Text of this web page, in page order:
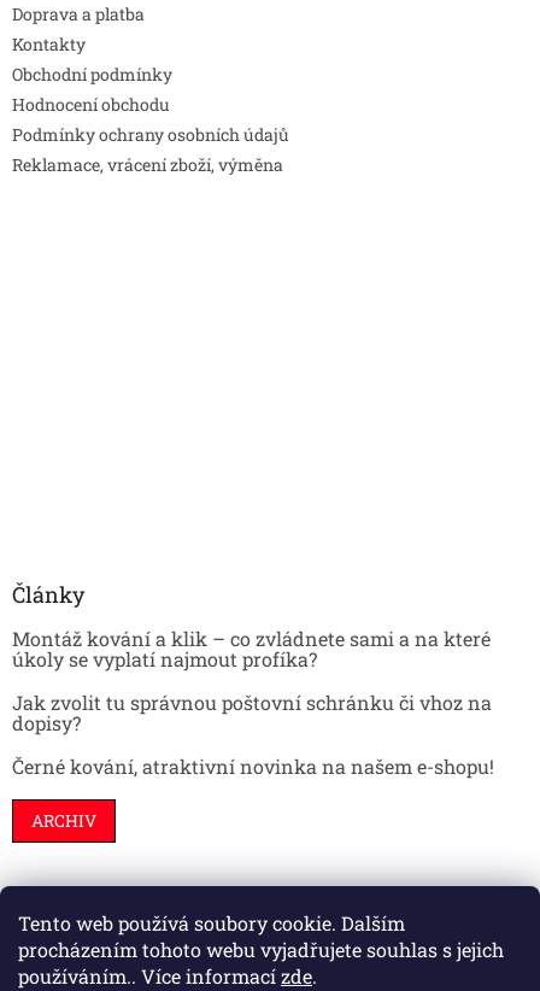
Tento web používá soubory cookie. Dalším
procházením tohoto webu vyjadřujete souhlas s jejich
používáním.. Více informacízde.
Doprava a platba
Kontakty
Obchodní podmínky
Hodnocení obchodu
Podmínky ochrany osobních údajů
Reklamace, vrácení zboží, výměna
Články
Montáž kování a klik – co zvládnete sami a na které
úkoly se vyplatí najmout profíka?
Jak zvolit tu správnou poštovní schránku či vhoz na
dopisy?
Černé kování, atraktivní novinka na našem e-shopu!
ARCHIV
Stavební pouzdra Interiéry Dveře